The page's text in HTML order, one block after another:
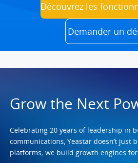
Découvrez les
Demander un
Grow the Next
Celebrating 20 years of leadership in
communications, Yeastar doesn’t just
platforms; we build growth engines